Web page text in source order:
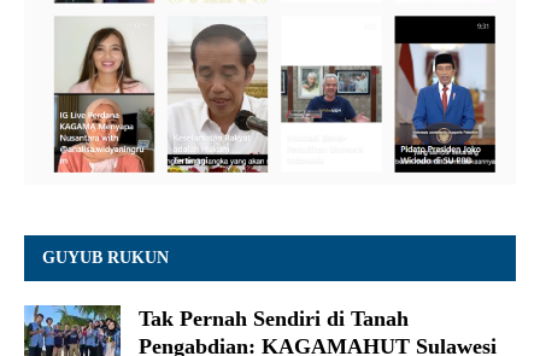
GUYUB RUKUN
Tak Pernah Sendiri di Tanah
Pengabdian: KAGAMAHUT Sulawesi